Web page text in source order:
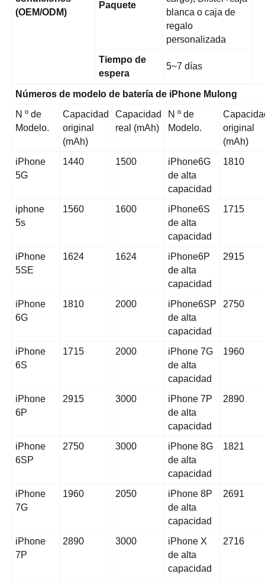
(OEM/ODM)
Paquete
blanca o caja de
regalo
personalizada
Tiempo de
espera
5~7 días
Números de modelo de batería de iPhone Mulong
N º de
Modelo.
Capacidad
original
(mAh)
Capacidad
real (mAh)
N º de
Modelo.
original
(mAh)
iPhone
5G
1440 1500
iPhone6G
de alta
capacidad
1810
iphone
5s
1560 1600
iPhone6S
de alta
capacidad
1715
iPhone
5SE
1624 1624
iPhone6P
de alta
capacidad
2915
iPhone
6G
1810 2000
iPhone6SP
de alta
capacidad
2750
iPhone
6S
1715 2000
iPhone 7G
de alta
capacidad
1960
iPhone
6P
2915 3000
iPhone 7P
de alta
capacidad
2890
iPhone
6SP
2750 3000
iPhone 8G
de alta
capacidad
1821
iPhone
7G
1960 2050
iPhone 8P
de alta
capacidad
2691
iPhone
7P
2890 3000
iPhone X
de alta
capacidad
2716